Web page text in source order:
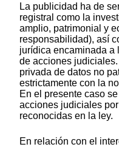
La publicidad ha de
registral como la
amplio, patrimonial y
responsabilidad), así
jurídica encaminada a
de acciones
privada de datos no
estrictamente con la
En el presente caso
acciones judiciales
reconocidas en la ley.
En relación con el